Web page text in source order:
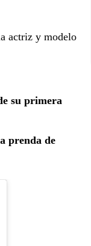
actriz y modelo
su primera
prenda de